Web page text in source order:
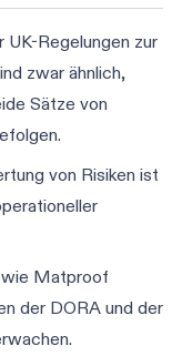
UK-Regelungen zur
zwar ähnlich,
Sätze von
von Risiken ist
wie Matproof
der DORA und der